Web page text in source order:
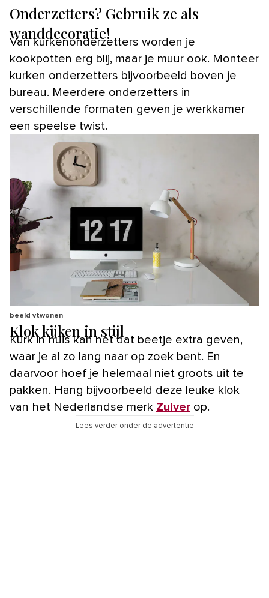
Onderzetters? Gebruik ze als
wanddecoratie!
Van kurkenonderzetters worden je
kookpotten erg blij, maar je muur ook. Monteer
kurken onderzetters bijvoorbeeld boven je
bureau. Meerdere onderzetters in
verschillende formaten geven je werkkamer
een speelse twist.
beeld vtwonen
Klok kijken in stijl
Kurk in huis kan nét dat beetje extra geven,
waar je al zo lang naar op zoek bent. En
daarvoor hoef je helemaal niet groots uit te
pakken. Hang bijvoorbeeld deze leuke klok
van het Nederlandse merk Zuiver op.
Lees verder onder de advertentie